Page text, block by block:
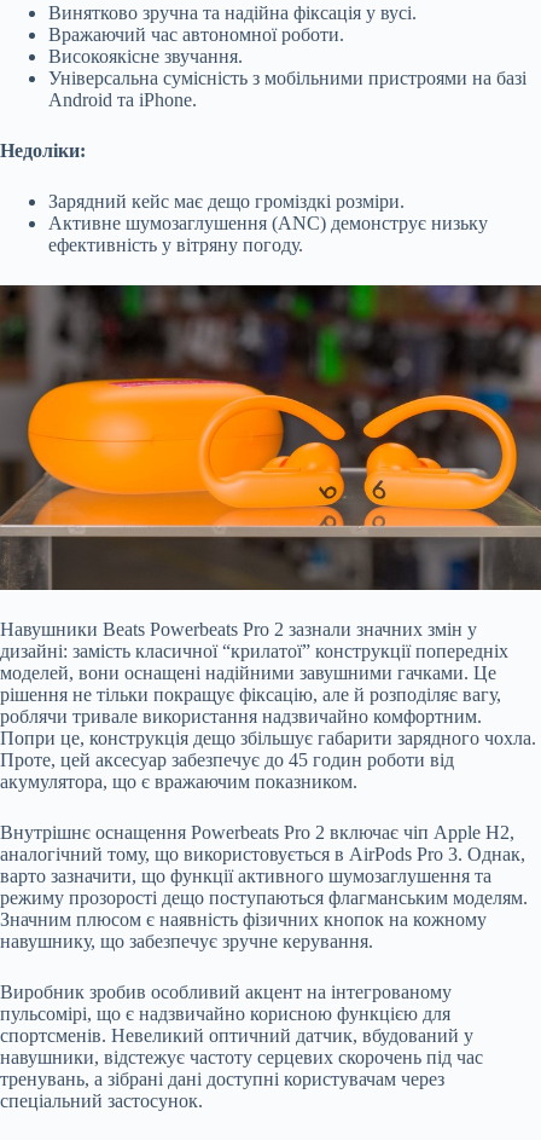
Винятково зручна та надійна фіксація у вусі.
Вражаючий час автономної роботи.
Високоякісне звучання.
Універсальна сумісність з мобільними пристроями на базі
Android та iPhone.
Недоліки:
Зарядний кейс має дещо громіздкі розміри.
Активне шумозаглушення (ANC) демонструє низьку
ефективність у вітряну погоду.
Навушники Beats Powerbeats Pro 2 зазнали значних змін у
дизайні: замість класичної “крилатої” конструкції попередніх
моделей, вони оснащені надійними завушними гачками. Це
рішення не тільки покращує фіксацію, але й розподіляє вагу,
роблячи тривале використання надзвичайно комфортним.
Попри це, конструкція дещо збільшує габарити зарядного чохла.
Проте, цей аксесуар забезпечує до 45 годин роботи від
акумулятора, що є вражаючим показником.
Внутрішнє оснащення Powerbeats Pro 2 включає чіп Apple H2,
аналогічний тому, що використовується в AirPods Pro 3. Однак,
варто зазначити, що функції активного шумозаглушення та
режиму прозорості дещо поступаються флагманським моделям.
Значним плюсом є наявність фізичних кнопок на кожному
навушнику, що забезпечує зручне керування.
Виробник зробив особливий акцент на інтегрованому
пульсомірі, що є надзвичайно корисною функцією для
спортсменів. Невеликий оптичний датчик, вбудований у
навушники, відстежує частоту серцевих скорочень під час
тренувань, а зібрані дані доступні користувачам через
спеціальний застосунок.